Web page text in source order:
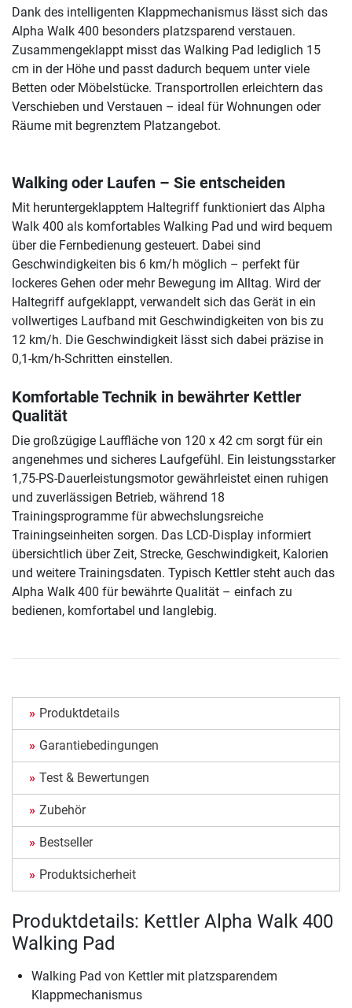
Dank des intelligenten Klappmechanismus lässt sich das
Alpha Walk 400 besonders platzsparend verstauen.
Zusammengeklappt misst das Walking Pad lediglich 15
cm in der Höhe und passt dadurch bequem unter viele
Betten oder Möbelstücke. Transportrollen erleichtern das
Verschieben und Verstauen – ideal für Wohnungen oder
Räume mit begrenztem Platzangebot.
Walking oder Laufen – Sie entscheiden
Mit heruntergeklapptem Haltegriff funktioniert das Alpha
Walk 400 als komfortables Walking Pad und wird bequem
über die Fernbedienung gesteuert. Dabei sind
Geschwindigkeiten bis 6 km/h möglich – perfekt für
lockeres Gehen oder mehr Bewegung im Alltag. Wird der
Haltegriff aufgeklappt, verwandelt sich das Gerät in ein
vollwertiges Laufband mit Geschwindigkeiten von bis zu
12 km/h. Die Geschwindigkeit lässt sich dabei präzise in
0,1-km/h-Schritten einstellen.
Komfortable Technik in bewährter Kettler
Qualität
Die großzügige Lauffläche von 120 x 42 cm sorgt für ein
angenehmes und sicheres Laufgefühl. Ein leistungsstarker
1,75-PS-Dauerleistungsmotor gewährleistet einen ruhigen
und zuverlässigen Betrieb, während 18
Trainingsprogramme für abwechslungsreiche
Trainingseinheiten sorgen. Das LCD-Display informiert
übersichtlich über Zeit, Strecke, Geschwindigkeit, Kalorien
und weitere Trainingsdaten. Typisch Kettler steht auch das
Alpha Walk 400 für bewährte Qualität – einfach zu
bedienen, komfortabel und langlebig.
Produktdetails
Garantiebedingungen
Test & Bewertungen
Zubehör
Bestseller
Produktsicherheit
Produktdetails: Kettler Alpha Walk 400
Walking Pad
Walking Pad von Kettler mit platzsparendem
Klappmechanismus